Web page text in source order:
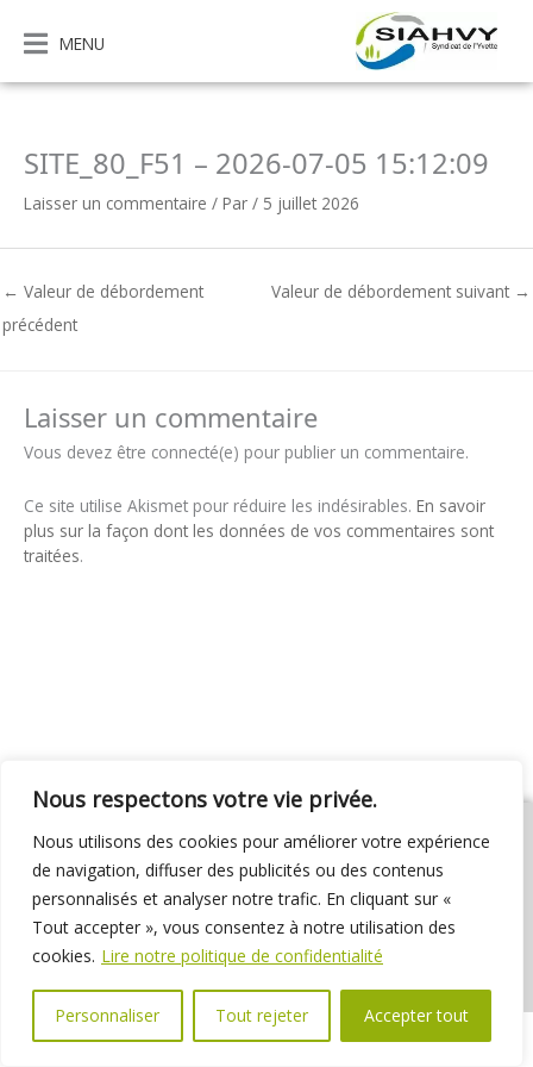
Nous respectons votre vie privée.
Nous utilisons des cookies pour améliorer votre expérience
de navigation, diffuser des publicités ou des contenus
personnalisés et analyser notre trafic. En cliquant sur «
Tout accepter », vous consentez à notre utilisation des
cookies. Lire notre politique de confidentialité
Personnaliser Tout rejeter Accepter tout
contenu
MENU
SITE_80_F51 – 2026-07-05 15:12:09
Laisser un commentaire / Par / 5 juillet 2026
← Valeur de débordement
précédent
Valeur de débordement suivant →
Laisser un commentaire
Vous devez être connecté(e) pour publier un commentaire.
Ce site utilise Akismet pour réduire les indésirables. En savoir
plus sur la façon dont les données de vos commentaires sont
traitées.
01 69 31 72 10 01 69 31 37 31
Nous contacter
Espace élus
Marchés publics Délibérations